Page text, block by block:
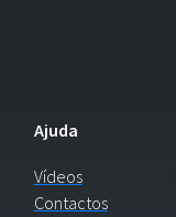
Ajuda
Vídeos
Contactos